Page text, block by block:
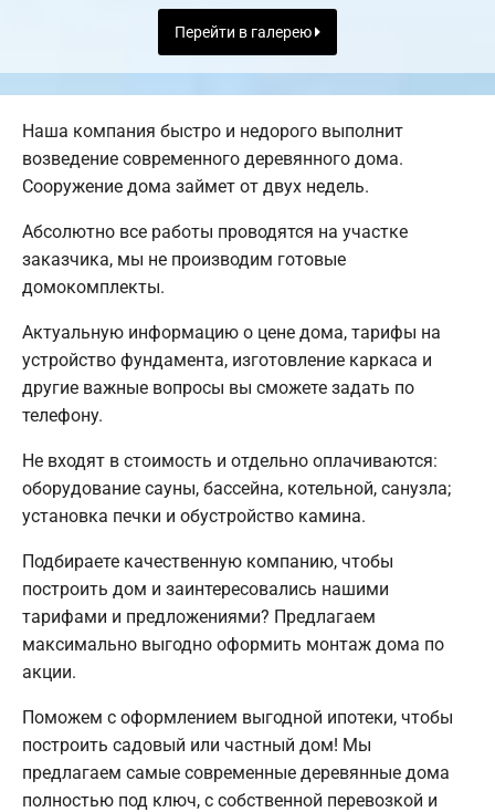
Перейти в галерею
Наша компания быстро и недорого выполнит
возведение современного деревянного дома.
Сооружение дома займет от двух недель.
Абсолютно все работы проводятся на участке
заказчика, мы не производим готовые
домокомплекты.
Актуальную информацию о цене дома, тарифы на
устройство фундамента, изготовление каркаса и
другие важные вопросы вы сможете задать по
телефону.
Не входят в стоимость и отдельно оплачиваются:
оборудование сауны, бассейна, котельной, санузла;
установка печки и обустройство камина.
Подбираете качественную компанию, чтобы
построить дом и заинтересовались нашими
тарифами и предложениями? Предлагаем
максимально выгодно оформить монтаж дома по
акции.
Поможем с оформлением выгодной ипотеки, чтобы
построить садовый или частный дом! Мы
предлагаем самые современные деревянные дома
полностью под ключ, с собственной перевозкой и